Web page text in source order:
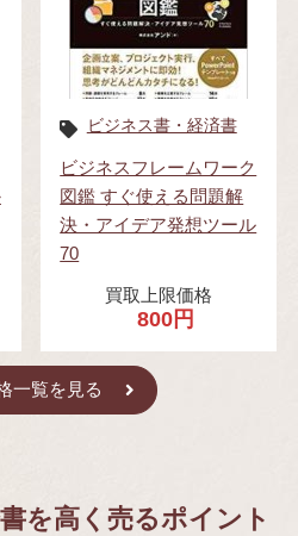
ビジネス書・経済書
ビジネスフレームワーク
図鑑 すぐ使える問題解
決・アイデア発想ツール
70
買取上限価格
800円
一覧を見る
を高く売るポイント